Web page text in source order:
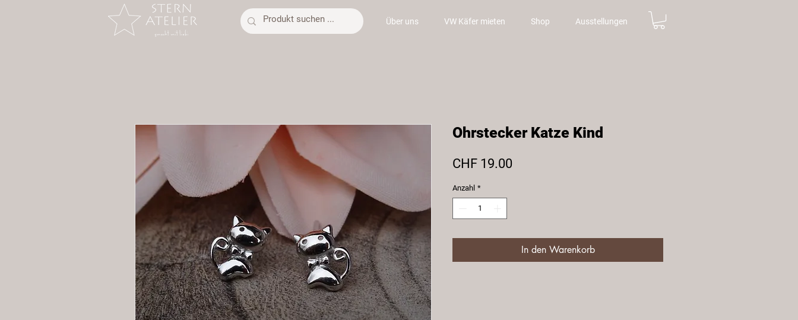
Über uns VW Käfer mieten Shop Ausstellungen
Ohrstecker Katze Kind
CHF 19.00
Anzahl *
In den Warenkorb